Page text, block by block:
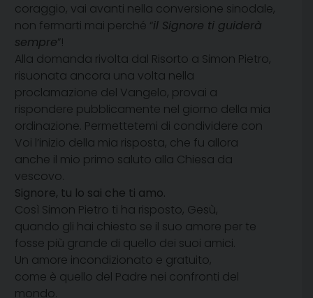
coraggio, vai avanti nella conversione sinodale,
non fermarti mai perché “il Signore ti guiderà
sempre”!
Alla domanda rivolta dal Risorto a Simon Pietro,
risuonata ancora una volta nella
proclamazione del Vangelo, provai a
rispondere pubblicamente nel giorno della mia
ordinazione. Permettetemi di condividere con
Voi l’inizio della mia risposta, che fu allora
anche il mio primo saluto alla Chiesa da
vescovo.
Signore, tu lo sai che ti amo.
Così Simon Pietro ti ha risposto, Gesù,
quando gli hai chiesto se il suo amore per te
fosse più grande di quello dei suoi amici.
Un amore incondizionato e gratuito,
come è quello del Padre nei confronti del
mondo.